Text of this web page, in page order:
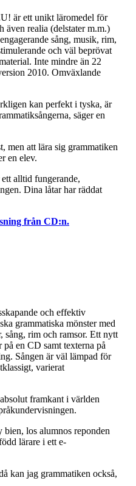
är ett unikt läromedel för
även realia (delstater m.m.)
sång, musik, rim,
och väl beprövat
Inte mindre än 22
2010. Omväxlande
kan perfekt i tyska, är
säger en
men att lära sig grammatiken
en elev.
alltid fungerande,
Dina låtar har räddat
från CD:n.
och effektiv
grammatiska mönster med
sång, rim och ramsor. Ett nytt
en CD samt texterna på
Sången är väl lämpad för
varierat
framkant i världen
los alumnos reponden
lärare i ett e-
kan jag grammatiken också,